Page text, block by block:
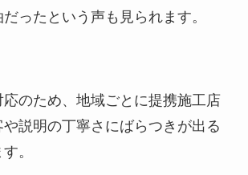
ったという声も見られます。
のため、地域ごとに提携施工店
説明の丁寧さにばらつきが出る
。